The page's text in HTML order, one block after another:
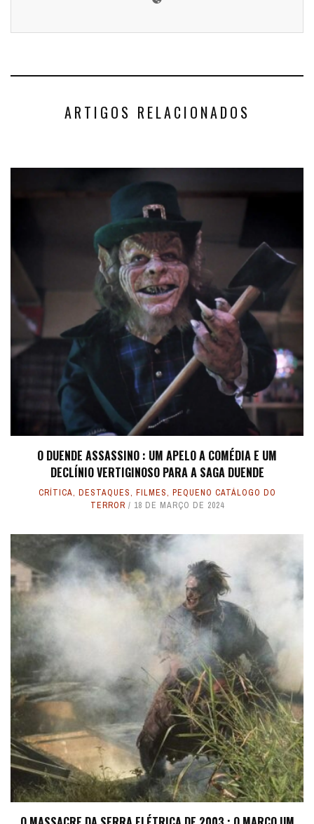
ARTIGOS RELACIONADOS
O DUENDE ASSASSINO : UM APELO A COMÉDIA E UM
DECLÍNIO VERTIGINOSO PARA A SAGA DUENDE
CRÍTICA, DESTAQUES, FILMES, PEQUENO CATÁLOGO DO
TERROR
18 DE MARÇO DE 2024